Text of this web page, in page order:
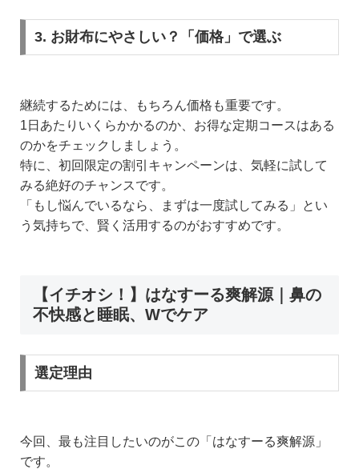
3. お財布にやさしい？「価格」で選ぶ
継続するためには、もちろん価格も重要です。
1日あたりいくらかかるのか、お得な定期コースはある
のかをチェックしましょう。
特に、初回限定の割引キャンペーンは、気軽に試して
みる絶好のチャンスです。
「もし悩んでいるなら、まずは一度試してみる」とい
う気持ちで、賢く活用するのがおすすめです。
【イチオシ！】はなすーる爽解源｜鼻の
不快感と睡眠、Wでケア
選定理由
今回、最も注目したいのがこの「はなすーる爽解源」
です。